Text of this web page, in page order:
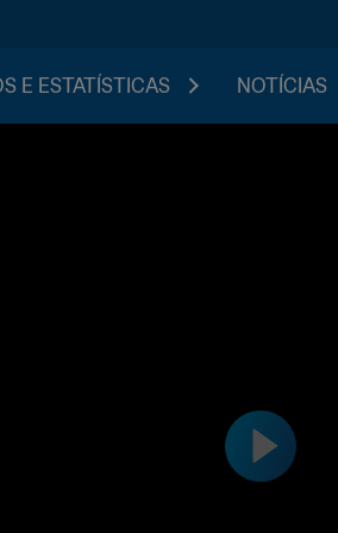
E ESTATÍSTICAS NOTÍCIAS